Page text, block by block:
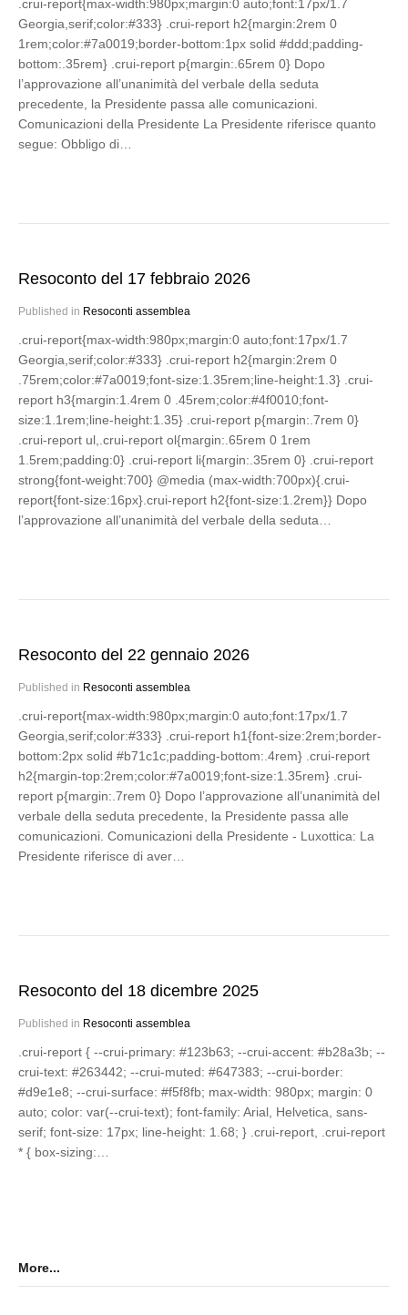
.crui-report{max-width:980px;margin:0 auto;font:17px/1.7
Georgia,serif;color:#333} .crui-report h2{margin:2rem 0
1rem;color:#7a0019;border-bottom:1px solid #ddd;padding-
bottom:.35rem} .crui-report p{margin:.65rem 0} Dopo
l’approvazione all’unanimità del verbale della seduta
precedente, la Presidente passa alle comunicazioni.
Comunicazioni della Presidente La Presidente riferisce quanto
segue: Obbligo di…
Resoconto del 17 febbraio 2026
Published in Resoconti assemblea
.crui-report{max-width:980px;margin:0 auto;font:17px/1.7
Georgia,serif;color:#333} .crui-report h2{margin:2rem 0
.75rem;color:#7a0019;font-size:1.35rem;line-height:1.3} .crui-
report h3{margin:1.4rem 0 .45rem;color:#4f0010;font-
size:1.1rem;line-height:1.35} .crui-report p{margin:.7rem 0}
.crui-report ul,.crui-report ol{margin:.65rem 0 1rem
1.5rem;padding:0} .crui-report li{margin:.35rem 0} .crui-report
strong{font-weight:700} @media (max-width:700px){.crui-
report{font-size:16px}.crui-report h2{font-size:1.2rem}} Dopo
l’approvazione all’unanimità del verbale della seduta…
Resoconto del 22 gennaio 2026
Published in Resoconti assemblea
.crui-report{max-width:980px;margin:0 auto;font:17px/1.7
Georgia,serif;color:#333} .crui-report h1{font-size:2rem;border-
bottom:2px solid #b71c1c;padding-bottom:.4rem} .crui-report
h2{margin-top:2rem;color:#7a0019;font-size:1.35rem} .crui-
report p{margin:.7rem 0} Dopo l’approvazione all’unanimità del
verbale della seduta precedente, la Presidente passa alle
comunicazioni. Comunicazioni della Presidente - Luxottica: La
Presidente riferisce di aver…
Resoconto del 18 dicembre 2025
Published in Resoconti assemblea
.crui-report { --crui-primary: #123b63; --crui-accent: #b28a3b; --
crui-text: #263442; --crui-muted: #647383; --crui-border:
#d9e1e8; --crui-surface: #f5f8fb; max-width: 980px; margin: 0
auto; color: var(--crui-text); font-family: Arial, Helvetica, sans-
serif; font-size: 17px; line-height: 1.68; } .crui-report, .crui-report
* { box-sizing:…
More...